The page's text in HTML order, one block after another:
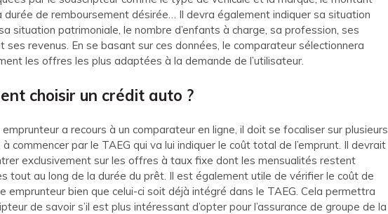
durée de remboursement désirée… Il devra également indiquer sa situation
situation patrimoniale, le nombre d’enfants à charge, sa profession, ses
ses revenus. En se basant sur ces données, le comparateur sélectionnera
les offres les plus adaptées à la demande de l’utilisateur.
choisir un crédit auto ?
emprunteur a recours à un comparateur en ligne, il doit se focaliser sur plusieurs
commencer par le TAEG qui va lui indiquer le coût total de l’emprunt. Il devrait
exclusivement sur les offres à taux fixe dont les mensualités restent
tout au long de la durée du prêt. Il est également utile de vérifier le coût de
emprunteur bien que celui-ci soit déjà intégré dans le TAEG. Cela permettra
de savoir s’il est plus intéressant d’opter pour l’assurance de groupe de la